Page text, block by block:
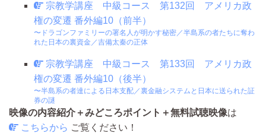
宗教学講座 中級コース 第132回 アメリカ政
権の変遷 番外編10（前半）
〜ドラゴンファミリーの署名人が明かす秘密／半島系の者たちに奪わ
れた日本の裏資金／吉備太秦の正体
宗教学講座 中級コース 第133回 アメリカ政
権の変遷 番外編10（後半）
〜半島系の者達による日本支配／裏金融システムと日本に送られた証
券の謎
映像の内容紹介＋みどころポイント＋無料試聴映像は
こちらから ご覧ください！